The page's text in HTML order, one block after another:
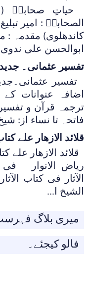
حیاتِ صحابہؓ
الصحابہؓ : امیر
کاندھلوی) مقدمہ :
ابوالحسن علی
تفسیر عثمانی۔ جدید
تفسیر
اضافہ عنوانات
ترجمہ قرآن و
فاتحہ تا نساء از:
قلائد الازھار علے
قلائد الازھار علے
ریاض الانوار فی
الآثار فی کتاب
الشیخ ا...
میری بلاگ
فالو کیجئے۔